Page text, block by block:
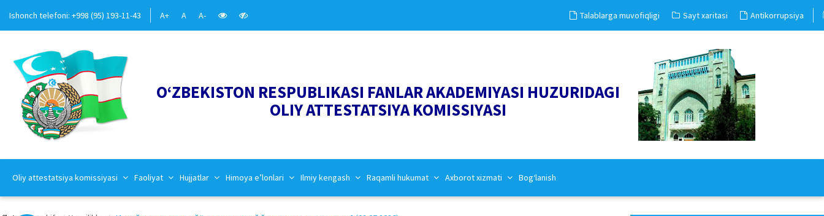
Ishonch telefoni: +998 (95) 193-11-43 A+ A A- Talablarga muvofiqligi Sayt xaritasi Antikorrupsiya
O‘ZBEKISTON RESPUBLIKASI FANLAR AKADEMIYASI HUZURIDAGI
OLIY ATTESTATSIYA KOMISSIYASI
Oliy attestatsiya komissiyasi Faoliyat Hujjatlar Himoya e’lonlari Ilmiy kengash Raqamli hukumat Axborot xizmati Bog‘lanish